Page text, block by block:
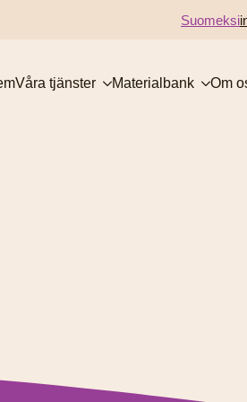
Suomeksi
Våra tjänster Materialbank Om